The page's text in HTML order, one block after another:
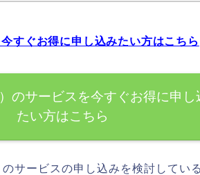
すぐお得に申し込みたい方はこちら
のサービスを今すぐお得に申し
たい方はこちら
サービスの申し込みを検討してい